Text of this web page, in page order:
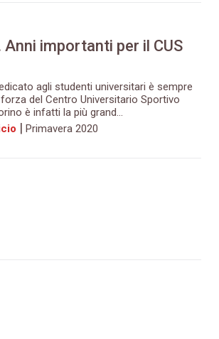
importanti per il CUS
agli studenti universitari è sempre
del Centro Universitario Sportivo
è infatti la più grand...
| Primavera 2020